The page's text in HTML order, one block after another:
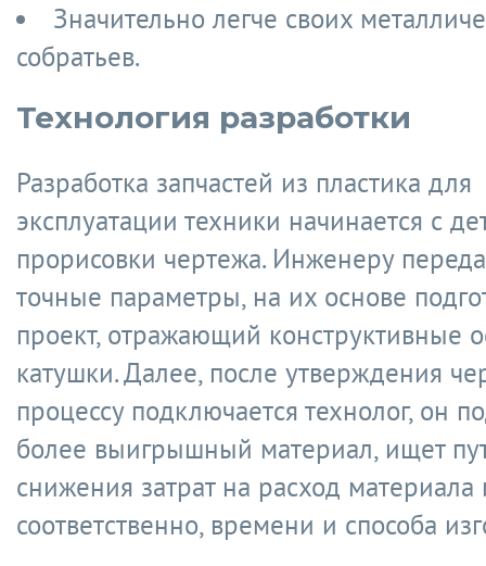
Значительно легче своих
собратьев.
Технология разработки
Разработка запчастей из пластика для
эксплуатации техники начинается с
прорисовки чертежа. Инженеру
точные параметры, на их основе
проект, отражающий конструктивные
катушки. Далее, после утверждения
процессу подключается технолог, он
более выигрышный материал, ищет
снижения затрат на расход материала
соответственно, времени и способа